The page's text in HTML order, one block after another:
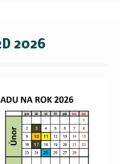
2026